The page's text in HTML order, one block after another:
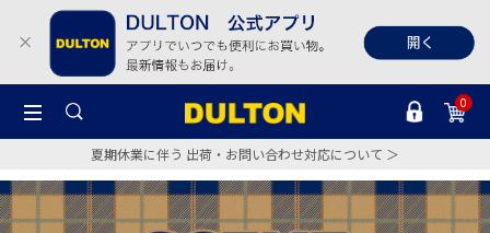
0
夏期休業に伴う 出荷・お問い合わせ対応について ＞